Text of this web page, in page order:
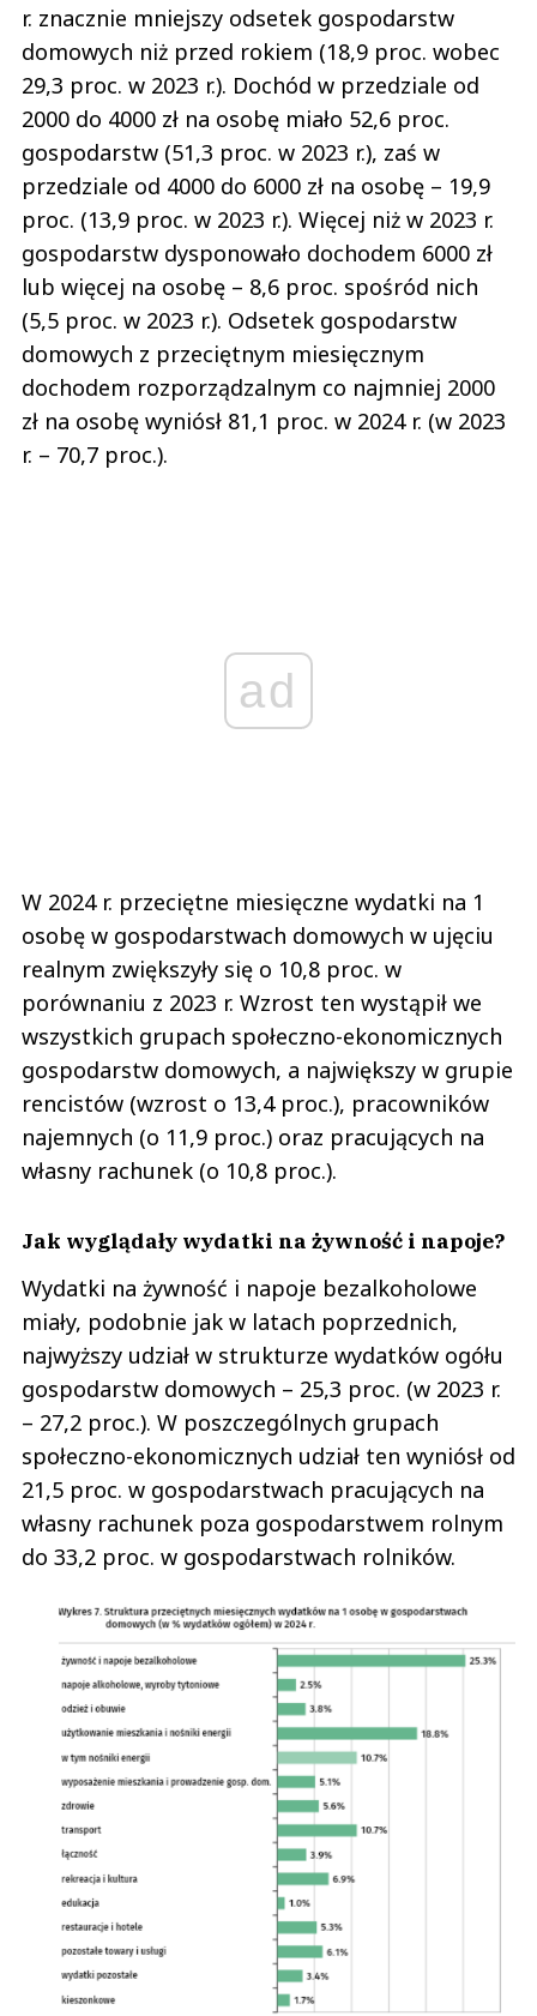
r. znacznie mniejszy odsetek gospodarstw
domowych niż przed rokiem (18,9 proc. wobec
29,3 proc. w 2023 r.). Dochód w przedziale od
2000 do 4000 zł na osobę miało 52,6 proc.
gospodarstw (51,3 proc. w 2023 r.), zaś w
przedziale od 4000 do 6000 zł na osobę – 19,9
proc. (13,9 proc. w 2023 r.). Więcej niż w 2023 r.
gospodarstw dysponowało dochodem 6000 zł
lub więcej na osobę – 8,6 proc. spośród nich
(5,5 proc. w 2023 r.). Odsetek gospodarstw
domowych z przeciętnym miesięcznym
dochodem rozporządzalnym co najmniej 2000
zł na osobę wyniósł 81,1 proc. w 2024 r. (w 2023
r. – 70,7 proc.).
ad
W 2024 r. przeciętne miesięczne wydatki na 1
osobę w gospodarstwach domowych w ujęciu
realnym zwiększyły się o 10,8 proc. w
porównaniu z 2023 r. Wzrost ten wystąpił we
wszystkich grupach społeczno-ekonomicznych
gospodarstw domowych, a największy w grupie
rencistów (wzrost o 13,4 proc.), pracowników
najemnych (o 11,9 proc.) oraz pracujących na
własny rachunek (o 10,8 proc.).
Jak wyglądały wydatki na żywność i napoje?
Wydatki na żywność i napoje bezalkoholowe
miały, podobnie jak w latach poprzednich,
najwyższy udział w strukturze wydatków ogółu
gospodarstw domowych – 25,3 proc. (w 2023 r.
– 27,2 proc.). W poszczególnych grupach
społeczno-ekonomicznych udział ten wyniósł od
21,5 proc. w gospodarstwach pracujących na
własny rachunek poza gospodarstwem rolnym
do 33,2 proc. w gospodarstwach rolników.